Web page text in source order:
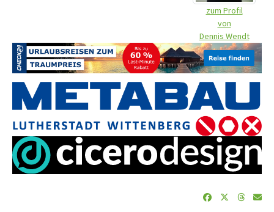
zum Profil
von
Dennis Wendt